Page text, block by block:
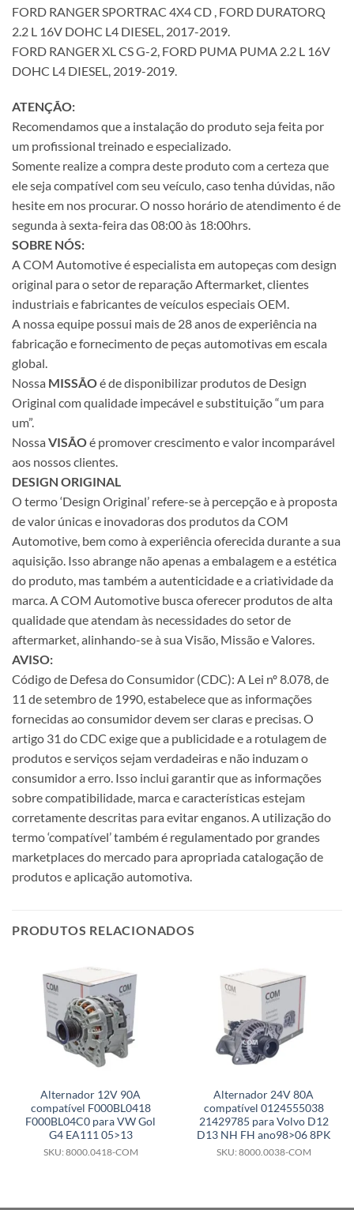
FORD RANGER SPORTRAC 4X4 CD , FORD DURATORQ
2.2 L 16V DOHC L4 DIESEL, 2017-2019.
FORD RANGER XL CS G-2, FORD PUMA PUMA 2.2 L 16V
DOHC L4 DIESEL, 2019-2019.
ATENÇÃO:
Recomendamos que a instalação do produto seja feita por
um profissional treinado e especializado.
Somente realize a compra deste produto com a certeza que
ele seja compatível com seu veículo, caso tenha dúvidas, não
hesite em nos procurar. O nosso horário de atendimento é de
segunda à sexta-feira das 08:00 às 18:00hrs.
SOBRE NÓS:
A COM Automotive é especialista em autopeças com design
original para o setor de reparação Aftermarket, clientes
industriais e fabricantes de veículos especiais OEM.
A nossa equipe possui mais de 28 anos de experiência na
fabricação e fornecimento de peças automotivas em escala
global.
Nossa MISSÃOé de disponibilizar produtos de Design
Original com qualidade impecável e substituição “um para
um”.
Nossa VISÃOé promover crescimento e valor incomparável
aos nossos clientes.
DESIGN ORIGINAL
O termo ‘Design Original’ refere-se à percepção e à proposta
de valor únicas e inovadoras dos produtos da COM
Automotive, bem como à experiência oferecida durante a sua
aquisição. Isso abrange não apenas a embalagem e a estética
do produto, mas também a autenticidade e a criatividade da
marca. A COM Automotive busca oferecer produtos de alta
qualidade que atendam às necessidades do setor de
aftermarket, alinhando-se à sua Visão, Missão e Valores.
AVISO:
Código de Defesa do Consumidor (CDC): A Lei nº 8.078, de
11 de setembro de 1990, estabelece que as informações
fornecidas ao consumidor devem ser claras e precisas. O
artigo 31 do CDC exige que a publicidade e a rotulagem de
produtos e serviços sejam verdadeiras e não induzam o
consumidor a erro. Isso inclui garantir que as informações
sobre compatibilidade, marca e características estejam
corretamente descritas para evitar enganos. A utilização do
termo ‘compatível’ também é regulamentado por grandes
marketplaces do mercado para apropriada catalogação de
produtos e aplicação automotiva.
PRODUTOS RELACIONADOS
Alternador 12V 90A
compatível F000BL0418
F000BL04C0 para VW Gol
G4 EA111 05>13
SKU: 8000.0418-COM
Alternador 24V 80A
compatível 0124555038
21429785 para Volvo D12
D13 NH FH ano98>06 8PK
SKU: 8000.0038-COM